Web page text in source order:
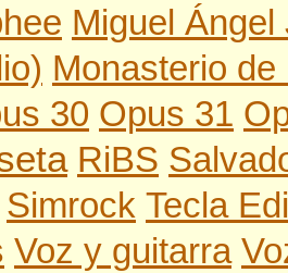
Miguel
Monasterio
30 Opus 31
RiBS
Simrock Tecla
Voz y guitarra